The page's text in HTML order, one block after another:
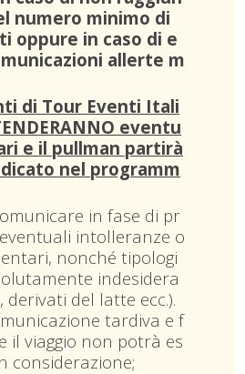
numero minimo di
oppure in caso di e
allerte m
di Tour Eventi Itali
eventu
e il pullman partirà
nel programm
in fase di pr
intolleranze o
nonché tipologi
indesidera
derivati del latte ecc.).
tardiva e f
il viaggio non potrà es
considerazione;